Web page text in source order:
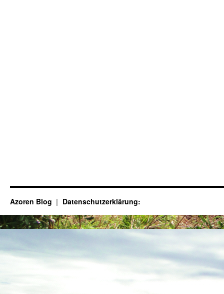
Azoren Blog Datenschutzerklärung: